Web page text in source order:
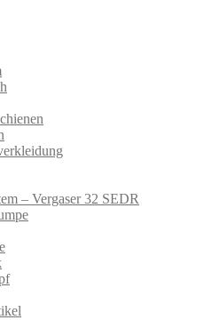
– Vergaser 32 SEDR